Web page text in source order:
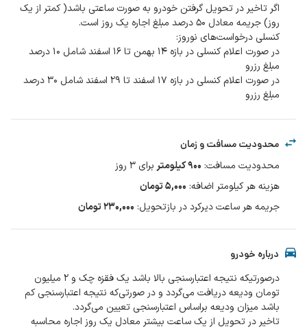
اگر تاخیر در تحویل گرفتن خودرو به صورت ساعتی باشد( کمتر از یک
در صورت اعلام کنسلی در بازه ۱۴ بهمن تا ۱۶ اسفند شامل ۱۰ درصد
در صورت اعلام کنسلی در بازه ۱۷ اسفند تا ۲۹ اسفند شامل ۳۰ درصد
مبلغ رزرو
محدودیت مسافت و زمان
محدودیت مسافت: ۹۰۰کیلومتر برای 3 روز
هزینه هر کیلومتر اضافه: ۵,۰۰۰تومان
جریمه هر ساعت دیرکرد در بازتحویل: ۲۳۰,۰۰۰ تومان
درباره خودرو
درصورتیکه نتیجه اعتبارسنجی بالا باشد یک فقزه چک و 2 میلیون
تومان ودیعه دریافت می‌گردد و در صورتی‌که نتیجه اعتبارسنجی کم
تاخیر در تحویل از یک ساعت بیشتر معادل یک روز اجاره محاسبه